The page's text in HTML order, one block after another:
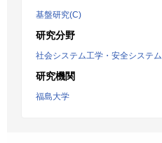
基盤研究(C)
研究分野
社会システム工学・安全システム
研究機関
福島大学